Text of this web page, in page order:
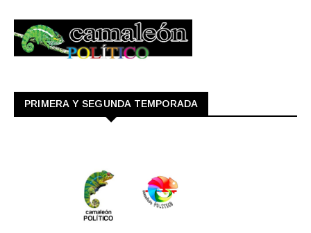
PRIMERA Y SEGUNDA TEMPORADA